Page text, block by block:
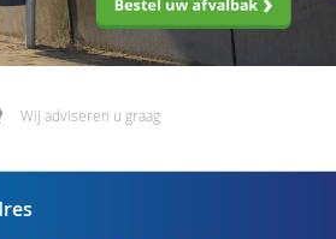
Wij adviseren u graag